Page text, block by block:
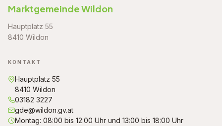
Marktgemeinde Wildon
Hauptplatz 55
8410 Wildon
KONTAKT
Hauptplatz 55
8410 Wildon
03182 3227
gde@wildon.gv.at
Montag: 08:00 bis 12:00 Uhr und 13:00 bis 18:00 Uhr